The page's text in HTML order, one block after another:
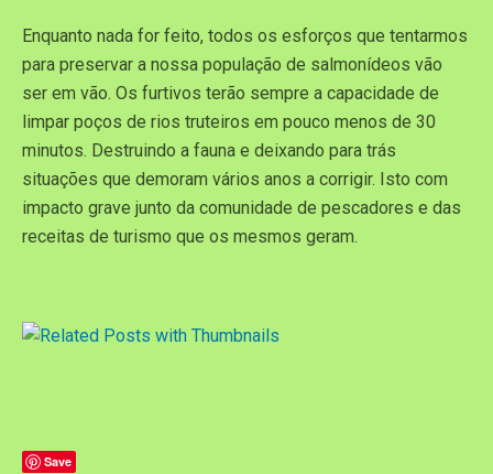
Enquanto nada for feito, todos os esforços que tentarmos
para preservar a nossa população de salmonídeos vão
ser em vão. Os furtivos terão sempre a capacidade de
limpar poços de rios truteiros em pouco menos de 30
minutos. Destruindo a fauna e deixando para trás
situações que demoram vários anos a corrigir. Isto com
impacto grave junto da comunidade de pescadores e das
receitas de turismo que os mesmos geram.
Save